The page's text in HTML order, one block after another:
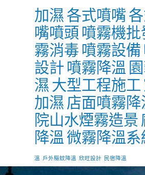
加濕 各式噴嘴
嘴噴頭 噴霧機批
霧消毒 噴霧設備
設計 噴霧降溫
濕 大型工程施工
加濕 店面噴霧降
院山水煙霧造景
降溫 微霧降溫系
溫 戶外驅蚊降溫 欣旺設計 民宿降溫